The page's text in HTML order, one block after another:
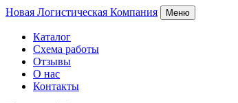
Новая Логистическая Компания Меню
Каталог
Схема работы
Отзывы
О нас
Контакты